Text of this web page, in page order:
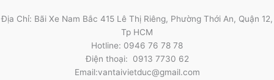
Địa Chỉ: Bãi Xe Nam Bắc 415 Lê Thị Riêng, Phường Thới An, Quận 12,
Tp HCM
Hotline: 0946 76 78 78
Điện thoại: 0913 7730 62
Email:vantaivietduc@gmail.com